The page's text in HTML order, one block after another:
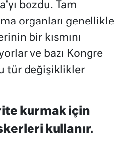
bozdu. Tam
organları genellikle
bir kısmını
ve bazı Kongre
tür değişiklikler
kurmak için
kullanır.